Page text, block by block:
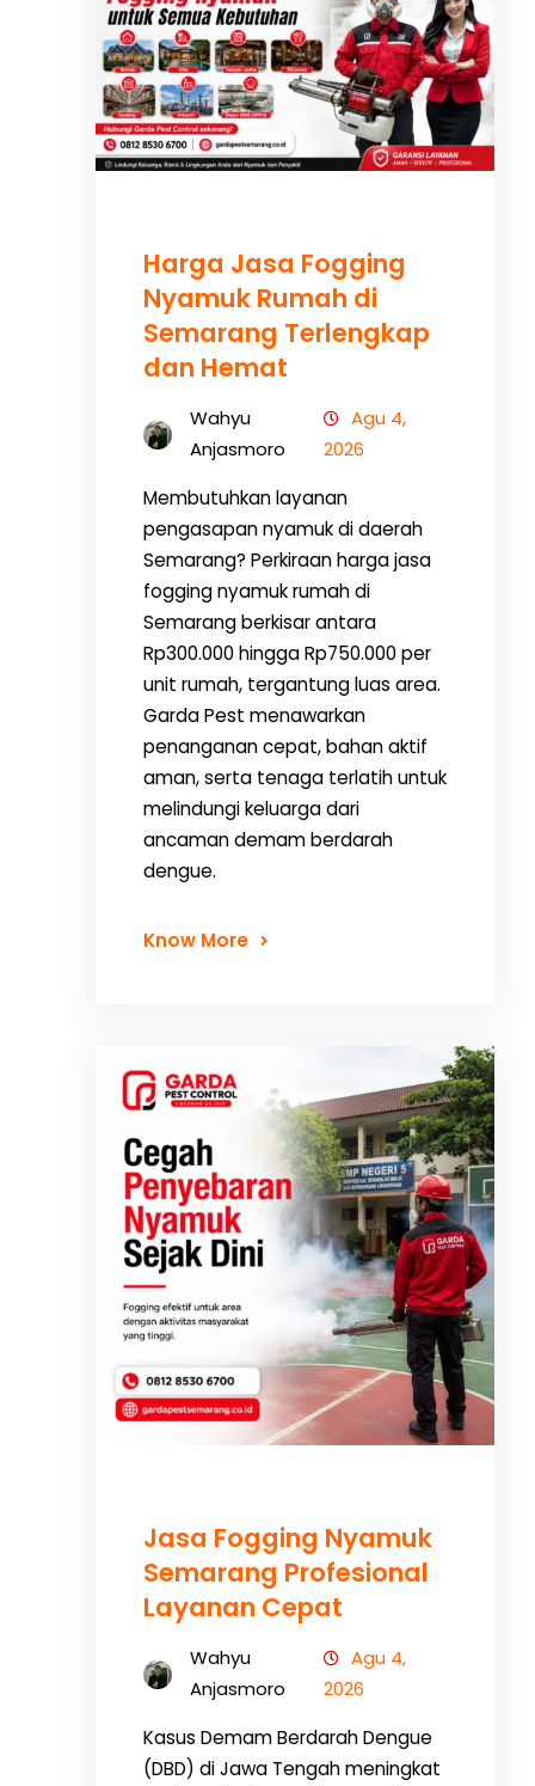
Harga Jasa Fogging
Nyamuk Rumah di
Semarang Terlengkap
dan Hemat
Wahyu
Anjasmoro
Agu 4,
2026
Membutuhkan layanan
pengasapan nyamuk di daerah
Semarang? Perkiraan harga jasa
fogging nyamuk rumah di
Semarang berkisar antara
Rp300.000 hingga Rp750.000 per
unit rumah, tergantung luas area.
Garda Pest menawarkan
penanganan cepat, bahan aktif
aman, serta tenaga terlatih untuk
melindungi keluarga dari
ancaman demam berdarah
dengue.
Know More
Jasa Fogging Nyamuk
Semarang Profesional
Layanan Cepat
Wahyu
Anjasmoro
Agu 4,
2026
Kasus Demam Berdarah Dengue
(DBD) di Jawa Tengah meningkat